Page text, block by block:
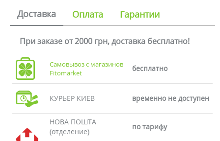
Доставка Оплата Гарантии
При заказе от 2000 грн, доставка бесплатно!
Самовывоз с магазинов
Fitomarket
бесплатно
КУРЬЕР КИЕВ временно не доступен
НОВА ПОШТА
(отделение)
по тарифу